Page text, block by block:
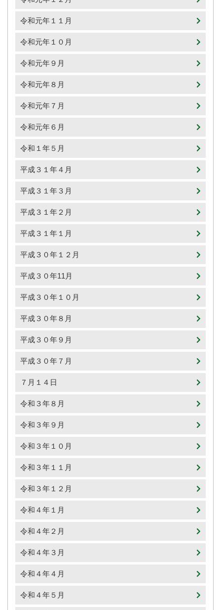
令和元年１１月
令和元年１０月
令和元年９月
令和元年８月
令和元年７月
令和元年６月
令和１年５月
平成３１年４月
平成３１年３月
平成３１年２月
平成３１年１月
平成３０年１２月
平成３０年11月
平成３０年１０月
平成３０年８月
平成３０年９月
平成３０年７月
７月１４日
令和３年８月
令和３年９月
令和３年１０月
令和３年１１月
令和３年１２月
令和４年１月
令和４年２月
令和４年３月
令和４年４月
令和４年５月